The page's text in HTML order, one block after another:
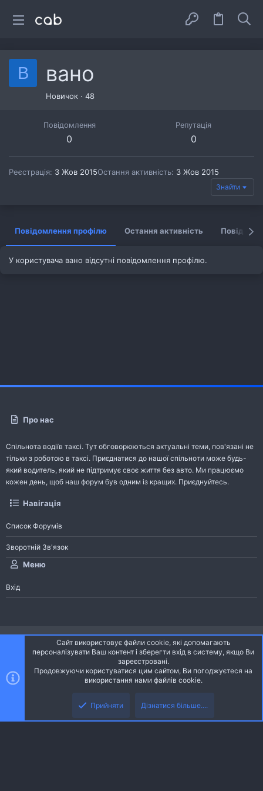
В вано
Новичок · 48
Повідомлення
0
Репутація
0
Реєстрація 3 Жов 2015Остання активність 3 Жов 2015
Знайти
Повідомлення профілю Остання активність
У користувача вано відсутні повідомлення профілю.
Про нас
Спільнота водіїв таксі. Тут обговорюються актуальні теми, пов'язані не
тільки з роботою в таксі. Приєднатися до нашої спільноти може будь-
який водитель, який не підтримує своє життя без авто. Ми працюємо
кожен день, щоб наш форум був одним із кращих. Приєднуйтесь.
Навігація
Список Форумів
Зворотній Зв'язок
Меню
Вхід
Ніч
Українська (UA)
S
Community platform by XenForo® © 2010-2026 XenForo Ltd.
Community platform by XenForo © 2010-2022 XenForo Ltd. | dev: Pages
Сайт використовує файли cookie, які допомагають
персоналізувати Ваш контент і зберегти вхід в систему, якщо Ви
зареєстровані.
Продовжуючи користуватися цим сайтом, Ви погоджуєтеся на
використання нами файлів cookie.
Прийняти Дізнатися більше....